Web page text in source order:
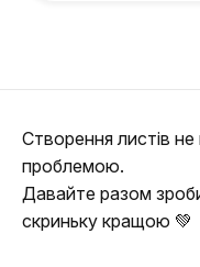
Створення листів
проблемою.
Давайте разом
скриньку кращою 💚